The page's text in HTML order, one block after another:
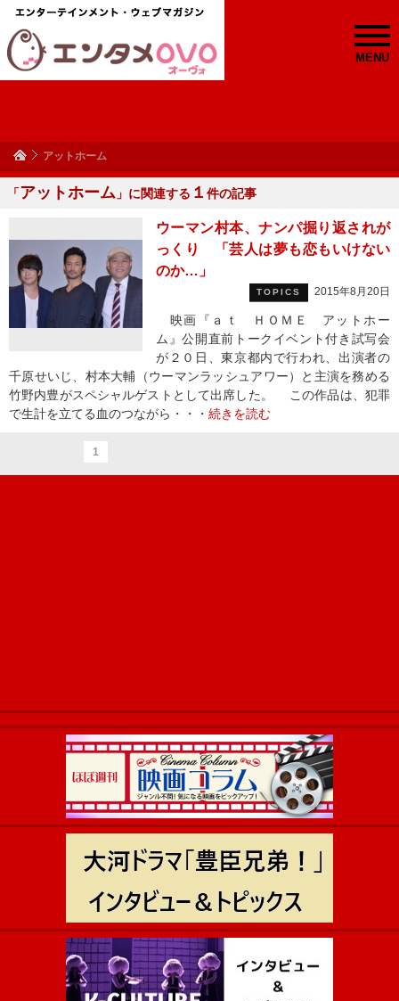
MENU
アットホーム
「アットホーム 」に関連する １ 件の記事
ウーマン村本、ナンパ掘り返されが
っくり 「芸人は夢も恋もいけない
のか…」
TOPICS 2015年8月20日
映画『ａｔ ＨＯＭＥ アットホー
ム』公開直前トークイベント付き試写会
が２０日、東京都内で行われ、出演者の
千原せいじ、村本大輔（ウーマンラッシュアワー）と主演を務める
竹野内豊がスペシャルゲストとして出席した。 この作品は、犯罪
で生計を立てる血のつながら・・・ 続きを読む
1